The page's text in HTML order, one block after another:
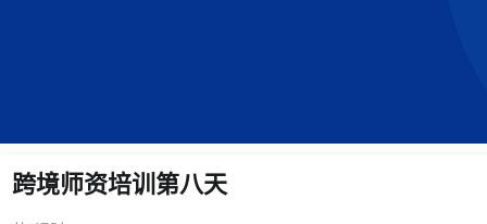
跨境师资培训第八天